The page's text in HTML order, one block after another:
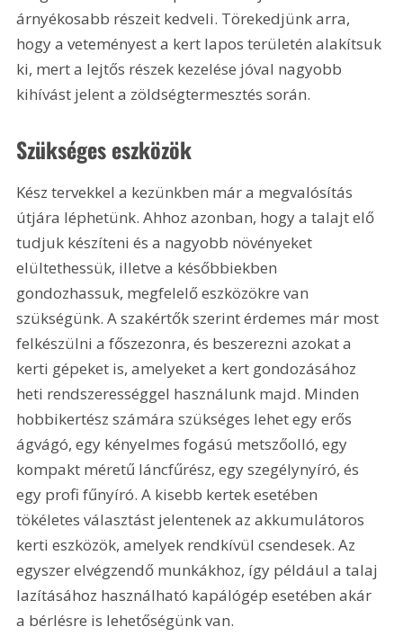
árnyékosabb részeit kedveli. Törekedjünk arra,
hogy a veteményest a kert lapos területén alakítsuk
ki, mert a lejtős részek kezelése jóval nagyobb
kihívást jelent a zöldségtermesztés során.
Szükséges eszközök
Kész tervekkel a kezünkben már a megvalósítás
útjára léphetünk. Ahhoz azonban, hogy a talajt elő
tudjuk készíteni és a nagyobb növényeket
elültethessük, illetve a későbbiekben
gondozhassuk, megfelelő eszközökre van
szükségünk. A szakértők szerint érdemes már most
felkészülni a főszezonra, és beszerezni azokat a
kerti gépeket is, amelyeket a kert gondozásához
heti rendszerességgel használunk majd. Minden
hobbikertész számára szükséges lehet egy erős
ágvágó, egy kényelmes fogású metszőolló, egy
kompakt méretű láncfűrész, egy szegélynyíró, és
egy profi fűnyíró. A kisebb kertek esetében
tökéletes választást jelentenek az akkumulátoros
kerti eszközök, amelyek rendkívül csendesek. Az
egyszer elvégzendő munkákhoz, így például a talaj
lazításához használható kapálógép esetében akár
a bérlésre is lehetőségünk van.